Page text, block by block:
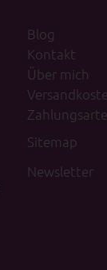
Blog
Kontakt
Über mich
Sitemap
Newsletter